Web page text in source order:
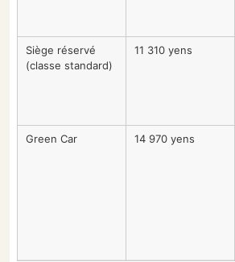
Siège réservé
(classe standard)
11 310 yens
Green Car 14 970 yens